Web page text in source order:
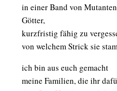
in einer Band von
Götter,
kurzfristig fähig zu
von welchem Strick sie
ich bin aus euch gemacht
meine Familien, die ihr